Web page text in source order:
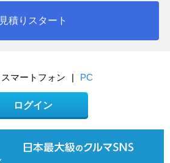
見積りスタート
スマートフォン | PC
ログイン